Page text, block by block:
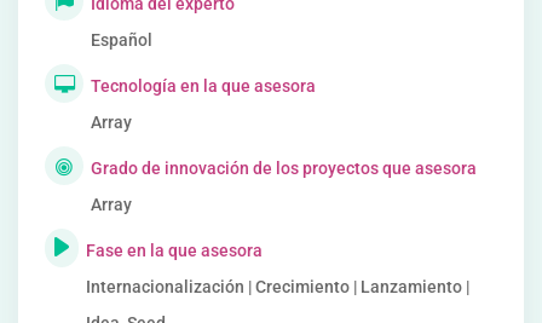
Español
Tecnología en la que asesora
Array
Grado de innovación de los proyectos que asesora
Array
Fase en la que asesora
Internacionalización | Crecimiento | Lanzamiento |